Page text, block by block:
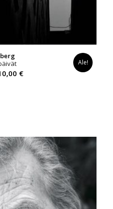
€Nykyinen
Ale!